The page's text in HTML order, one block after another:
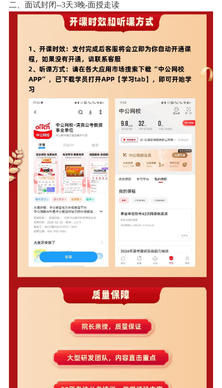
二、面试封闭--3天3晚-面授走读